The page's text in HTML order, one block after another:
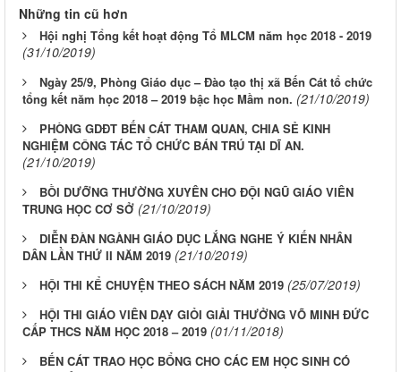
Những tin cũ hơn
Hội nghị Tổng kết hoạt động Tổ MLCM năm học 2018 - 2019
(31/10/2019)
Ngày 25/9, Phòng Giáo dục – Đào tạo thị xã Bến Cát tổ chức
tổng kết năm học 2018 – 2019 bậc học Mầm non. (21/10/2019)
PHÒNG GDĐT BẾN CÁT THAM QUAN, CHIA SẺ KINH
NGHIỆM CÔNG TÁC TỔ CHỨC BÁN TRÚ TẠI DĨ AN.
(21/10/2019)
BỒI DƯỠNG THƯỜNG XUYÊN CHO ĐỘI NGŨ GIÁO VIÊN
TRUNG HỌC CƠ SỞ (21/10/2019)
DIỄN ĐÀN NGÀNH GIÁO DỤC LẮNG NGHE Ý KIẾN NHÂN
DÂN LẦN THỨ II NĂM 2019 (21/10/2019)
HỘI THI KỂ CHUYỆN THEO SÁCH NĂM 2019 (25/07/2019)
HỘI THI GIÁO VIÊN DẠY GIỎI GIẢI THƯỞNG VÕ MINH ĐỨC
CẤP THCS NĂM HỌC 2018 – 2019 (01/11/2018)
BẾN CÁT TRAO HỌC BỔNG CHO CÁC EM HỌC SINH CÓ